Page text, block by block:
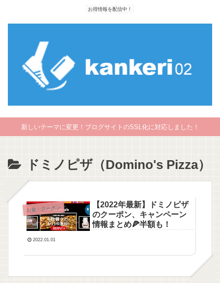
お得情報を配信中！
新しいテーマに変更！ブログサイトのSSL化に対応しました！
ドミノピザ（Domino's Pizza）
お金・クーポン
【2022年最新】ドミノピザ
のクーポン、キャンペーン
情報まとめ🍕半額も！
2022.01.01